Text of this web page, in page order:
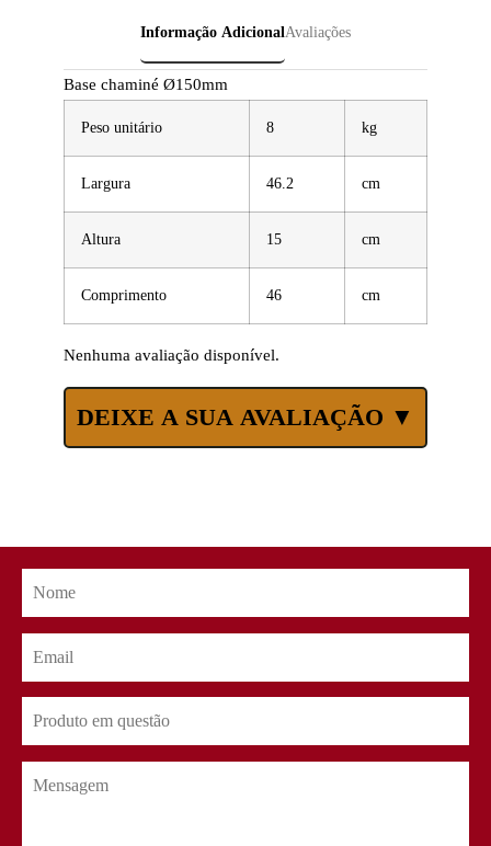
Informação AdicionalAvaliações
Base chaminé Ø150mm
Peso unitário 8 kg
Largura 46.2 cm
Altura 15 cm
Comprimento 46 cm
Nenhuma avaliação disponível.
DEIXE A SUA AVALIAÇÃO ▼